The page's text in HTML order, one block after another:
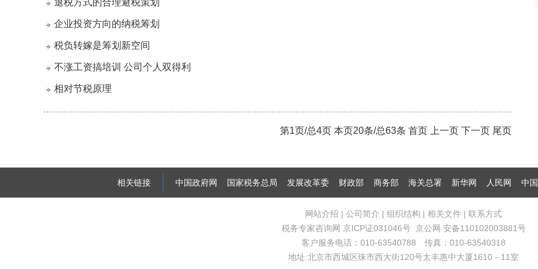
退税方式的合理避税策划
企业投资方向的纳税筹划
税负转嫁是筹划新空间
不涨工资搞培训 公司个人双得利
相对节税原理
第1页/总4页 本页20条/总63条 首页 上一页 下一页 尾页
相关链接 中国政府网 国家税务总局 发展改革委 财政部 商务部 海关总署 新华网 人民网 中
网站介绍 | 公司简介 | 组织结构 | 相关文件 | 联系方式
税务专家咨询网 京ICP证031046号 京公网 安备110102003881号
客户服务电话：010-63540788 传真：010-63540318
地址:北京市西城区珠市西大街120号太丰惠中大厦1610－11室